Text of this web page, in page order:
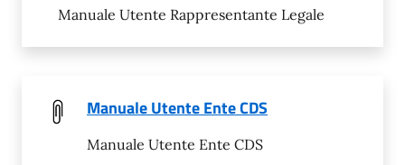
Manuale Utente Rappresentante Legale
Manuale Utente Ente CDS
Manuale Utente Ente CDS